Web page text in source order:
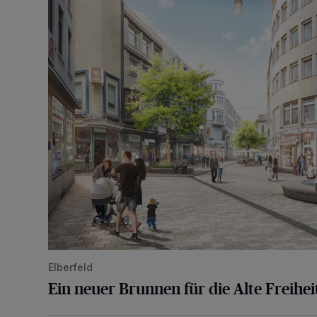
Ein neuer Brunnen für die Alte Freiheit
Elberfeld
Ein neuer Brunnen für die Alte